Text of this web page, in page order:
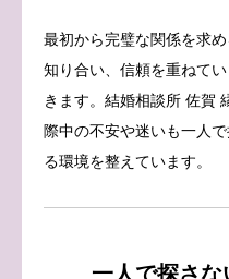
最初から完璧な関係を求
知り合い、信頼を重ねて
きます。結婚相談所 佐賀
際中の不安や迷いも一人
る環境を整えています。
一人で探さ